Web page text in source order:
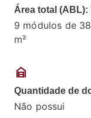
Área total (ABL):
9 módulos de 38
m²
garage_home
Quantidade de
Não possui